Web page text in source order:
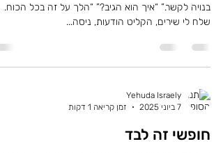
בנויה לקשר.” “איך הוא הגיב?” “הלך על זה בכל הכוח.
שלח לי שירים, הקליט הודעות, ניסה...
Yehuda Israely
7 ביוני 2025
זמן קריאה 1 דקות
חופשי זה לבד